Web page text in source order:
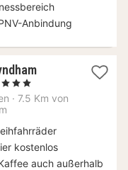
Anbindung
1
Nacht
ab
€
, 3 Sterne
· 7.5 Km von
kostenlos
auch außerhalb